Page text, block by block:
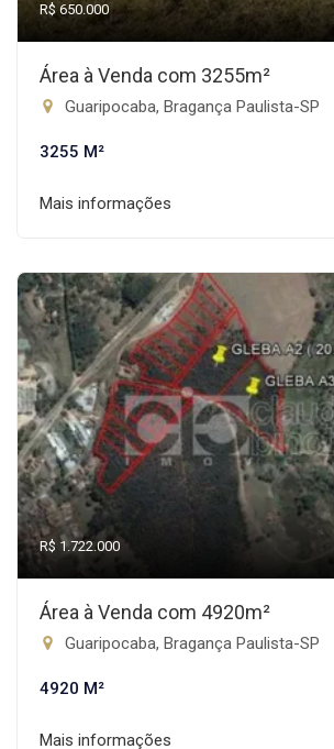
R$ 650.000
Área à Venda com 3255m²
Guaripocaba, Bragança Paulista-SP
3255 M²
Mais informações
R$ 1.722.000
Área à Venda com 4920m²
Guaripocaba, Bragança Paulista-SP
4920 M²
Mais informações